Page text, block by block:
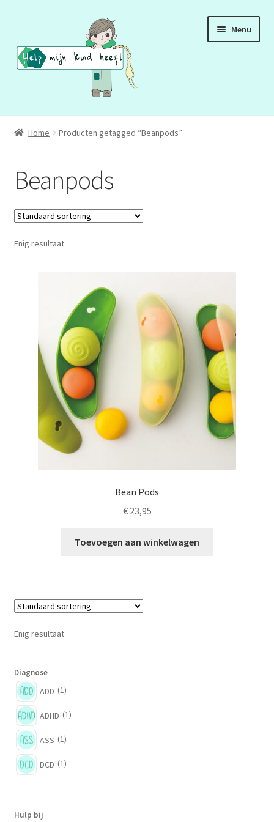
naar
navigatie
de
inhoud
Menu
ADD
ASS
DCD
HSP
SCHOLEN
KOOPJES
Home Producten getagged “Beanpods”
Beanpods
Enig resultaat
Bean Pods
€23,95
Toevoegen aan winkelwagen
Enig resultaat
Diagnose
ADD (1)
ADHD (1)
ASS (1)
DCD (1)
Hulp bij